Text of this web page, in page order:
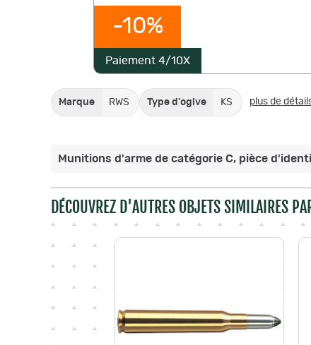
-10%
Paiement 4/10X
Marque RWS Type d'ogive KS plus de
Munitions d'arme de catégorie C, pièce
DÉCOUVREZ D'AUTRES OBJETS SIMILAIRES